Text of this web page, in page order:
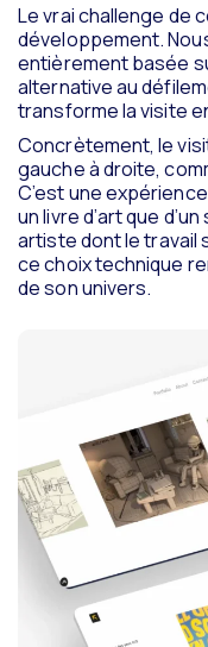
Le vrai challenge de
développement.
entièrement basée
alternative au
transforme la visite
Concrètement, le
gauche à droite,
C’est une
un livre d’art que
artiste dont le travail
ce choix technique
de son univers.